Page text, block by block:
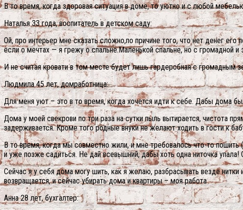
В то время, когда здоровая ситуация в доме, то уютно и с любой
Наталья 33 года, воспитатель в детском саду:
Ой, про интерьер мне сказать сложно,по причине того, что нет денег
если о мечтах — я грежу о спальне.Маленькой спальне, но с громадной
И не считая кровати в том месте будет лишь гардеробная с громадным
Людмила 45 лет, домработница:
Для меня уют – это в то время, когда хочется идти к себе. Дабы дома
Дома у моей свекрови по три раза на сутки пыль вытирается, чистота
задерживается. Кроме того родные внуки не желают ходить в гости к
В то время, когда мы совместно жили, и мне требовалось что-то пошить
и уже позже садиться. Не дай всевышний, дабы хоть одна ниточка
Сейчас я у себя дома могу шить, как я желаю, разбрасывать везде
возвращается, и сейчас убирать дома и квартиры – моя работа
Анна 28 лет, бухгалтер: